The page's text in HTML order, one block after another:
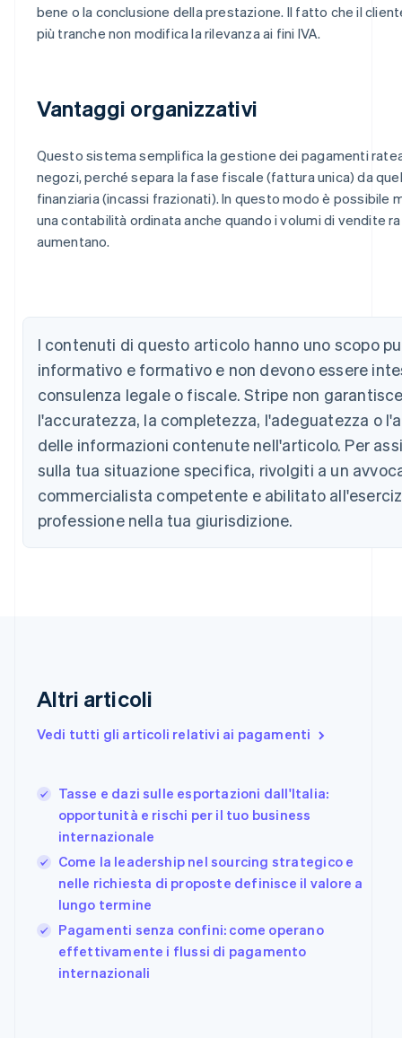
bene o la conclusione della prestazione. Il fatto che il
più tranche non modifica la rilevanza ai fini IVA.
Vantaggi organizzativi
Questo sistema semplifica la gestione dei pagamenti
negozi, perché separa la fase fiscale (fattura unica) da
finanziaria (incassi frazionati). In questo modo è possibile
una contabilità ordinata anche quando i volumi di vendite
aumentano.
I contenuti di questo articolo hanno uno scopo
informativo e formativo e non devono essere
consulenza legale o fiscale. Stripe non
l'accuratezza, la completezza, l'adeguatezza o
delle informazioni contenute nell'articolo. Per
sulla tua situazione specifica, rivolgiti a un
commercialista competente e abilitato
professione nella tua giurisdizione.
Altri articoli
Vedi tutti gli articoli relativi ai pagamenti
Tasse e dazi sulle esportazioni dall'Italia:
opportunità e rischi per il tuo business
internazionale
Come la leadership nel sourcing strategico e
nelle richiesta di proposte definisce il valore a
lungo termine
Pagamenti senza confini: come operano
effettivamente i flussi di pagamento
internazionali
Austria
Deutsch English
Belgio
Nederlands FrançaisDeutschEnglish
Brasile
Bulgaria
English
Canada
English Français
Cina continentale
Estonia
Finlandia
FrançaisEnglish
Germania
DeutschEnglish
Giappone
Gibilterra
English
Grecia
English
India
English